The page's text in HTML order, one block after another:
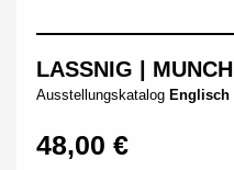
LASSNIG | MUNCH
Ausstellungskatalog Englisch
48,00 €